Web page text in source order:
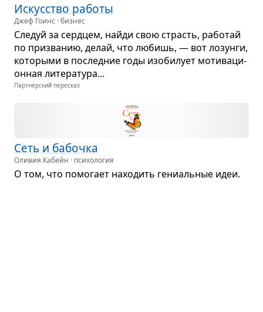
Искус­ство работы
Джеф Гоинс · бизнес
Сле­дуй за серд­цем, найди свою страсть, рабо­тай
по при­зва­нию, делай, что любишь, — вот лозунги,
кото­рыми в послед­ние годы изоби­лует моти­ва­ци­
он­ная лите­ра­тура...
Партнёрский пересказ
Сеть и бабочка
Оливия Кабейн · психология
О том, что помо­гает нахо­дить гени­аль­ные идеи.